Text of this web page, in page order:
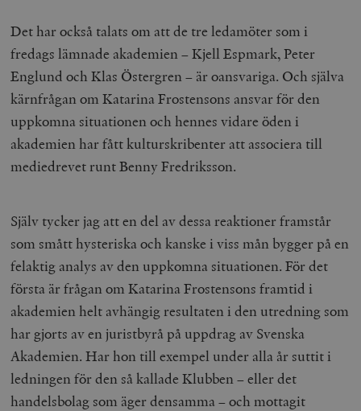
Det har också talats om att de tre ledamöter som i
fredags lämnade akademien – Kjell Espmark, Peter
Englund och Klas Östergren – är oansvariga. Och själva
kärnfrågan om Katarina Frostensons ansvar för den
uppkomna situationen och hennes vidare öden i
akademien har fått kulturskribenter att associera till
mediedrevet runt Benny Fredriksson.
Själv tycker jag att en del av dessa reaktioner framstår
som smått hysteriska och kanske i viss mån bygger på en
felaktig analys av den uppkomna situationen. För det
första är frågan om Katarina Frostensons framtid i
akademien helt avhängig resultaten i den utredning som
har gjorts av en juristbyrå på uppdrag av Svenska
Akademien. Har hon till exempel under alla år suttit i
ledningen för den så kallade Klubben – eller det
handelsbolag som äger densamma – och mottagit